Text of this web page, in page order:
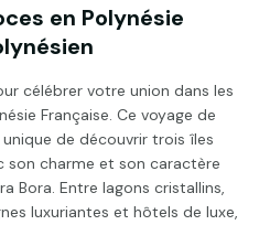
en Polynésie
célébrer votre union dans les
Française. Ce voyage de
de découvrir trois îles
son charme et son caractère
Bora. Entre lagons cristallins,
luxuriantes et hôtels de luxe,